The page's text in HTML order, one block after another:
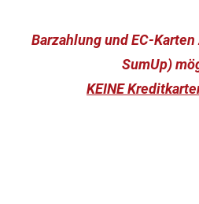
Barzahlung und EC-
SumUp)
KEINE